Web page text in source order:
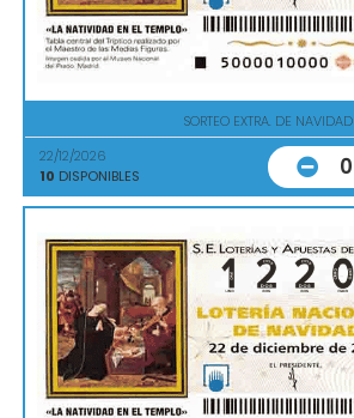
SORTEO EXTRA. DE NAVIDAD
22/12/2026
10 DISPONIBLES 0